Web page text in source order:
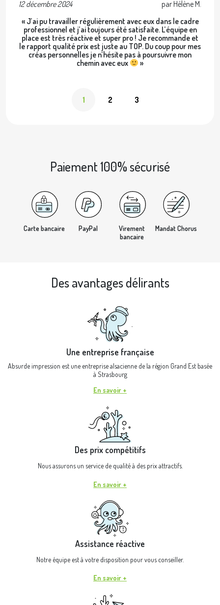
12 décembre 2024
par Hélène M.
« J’ai pu travailler régulièrement avec eux dans le cadre
professionnel et j’ai toujours été satisfaite. L’équipe en
place est très réactive et super pro ! Je recommande et
le rapport qualité prix est juste au TOP. Du coup pour mes
créas personnelles je n’hésite pas à poursuivre mon
chemin avec eux
»
1 2 3
Paiement 100% sécurisé
Carte bancaire PayPal
Virement
bancaire
Mandat Chorus
Des avantages délirants
Une entreprise française
Absurde impression est une entreprise alsacienne de la région Grand Est basée
à Strasbourg
En savoir +
Des prix compétitifs
Nous assurons un service de qualité à des prix attractifs.
En savoir +
Assistance réactive
Notre équipe est à votre disposition pour vous conseiller.
En savoir +